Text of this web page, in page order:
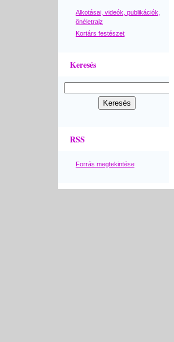
Alkotásai, videók, publikációk,
önéletrajz
Kortárs festészet
Keresés
RSS
Forrás megtekintése